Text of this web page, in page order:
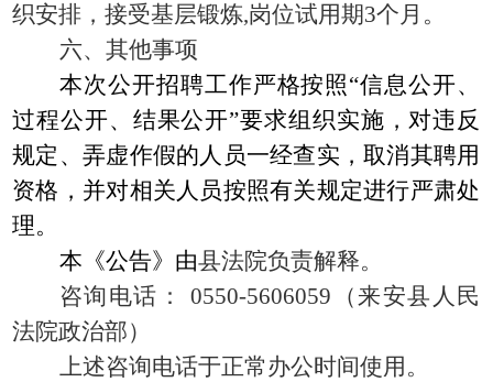
织安排，接受基层锻炼,岗位试用期3个月。
六、其他事项
本次公开招聘工作严格按照“信息公开、
过程公开、结果公开”要求组织实施，对违反
规定、弄虚作假的人员一经查实，取消其聘用
资格，并对相关人员按照有关规定进行严肃处
理。
本《公告》由县法院负责解释。
咨询电话：
0550-5606059（来安县人民
法院政治部）
上述咨询电话于正常办公时间使用。